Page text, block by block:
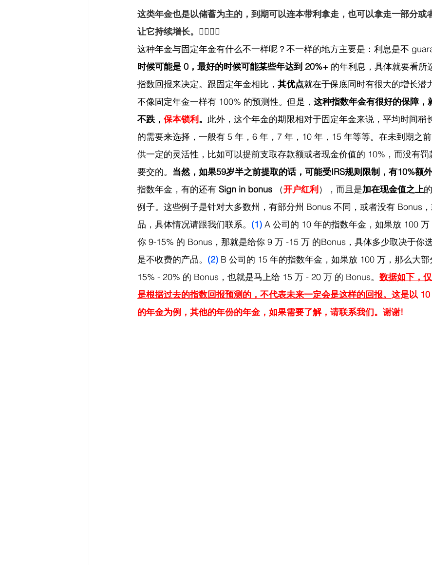
这类年金也是以储蓄为主的，到期可以连本带利拿走，也可以拿走一部分或
让它持续增长。👍🏻👍🏻
这种年金与固定年金有什么不一样呢？不一样的地方主要是：利息是不
时候可能是 0，最好的时候可能某些年达到 20%+ 的年利息，具体就要看所
指数回报来决定。跟固定年金相比， 其优点就在于保底同时有很大的增长潜
不像固定年金一样有 100% 的预测性。但是， 这种指数年金有很好的保障，
不跌， 保本锁利。 此外，这个年金的期限相对于固定年金来说，平均时间稍
的需要来选择，一般有 5 年，6 年，7 年，10 年，15 年等等。在未到期之
供一定的灵活性，比如可以提前支取存款额或者现金价值的 10%，而没有罚
要交的。 当然，如果59岁半之前提取的话，可能受IRS规则限制，有10%额
指数年金，有的还有 Sign in bonus （开户红利），而且是加在现金值之上
例子。这些例子是针对大多数州，有部分州 Bonus 不同，或者没有 Bonus
品，具体情况请跟我们联系。 (1) A 公司的 10 年的指数年金，如果放 100
你 9-15% 的 Bonus，那就是给你 9 万 -15 万 的Bonus，具体多少取决于你
是不收费的产品。 (2) B 公司的 15 年的指数年金，如果放 100 万，那么大
15% - 20% 的 Bonus，也就是马上给 15 万 - 20 万 的 Bonus。 数据如下，
是根据过去的指数回报预测的，不代表未来一定会是这样的回报。 这是以
的年金为例，其他的年份的年金，如果需要了解，请联系我们。谢谢!